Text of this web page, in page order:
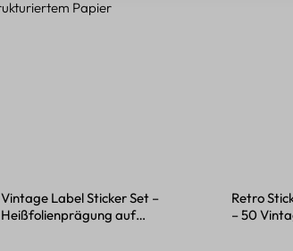
Vintage Label Sticker Set –
Heißfolienprägung auf
Retro
– 50